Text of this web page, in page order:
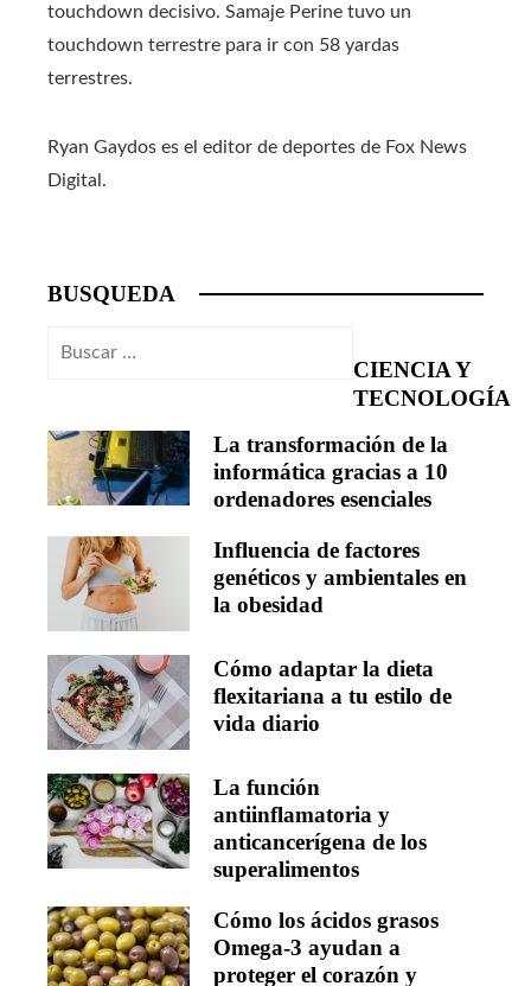
touchdown decisivo. Samaje Perine tuvo un
touchdown terrestre para ir con 58 yardas
terrestres.
Ryan Gaydos es el editor de deportes de Fox News
Digital.
BUSQUEDA
Buscar:
CIENCIA Y
TECNOLOGÍA
La transformación de la
informática gracias a 10
ordenadores esenciales
Influencia de factores
genéticos y ambientales en
la obesidad
Cómo adaptar la dieta
flexitariana a tu estilo de
vida diario
La función
antiinflamatoria y
anticancerígena de los
superalimentos
Cómo los ácidos grasos
Omega-3 ayudan a
proteger el corazón y